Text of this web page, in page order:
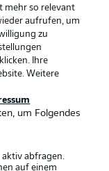
mehr so relevant
aufrufen, um
zu
Ihre
Weitere
um Folgendes
abfragen.
auf einem